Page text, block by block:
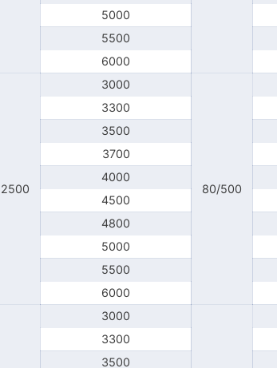
5000
5500
6000
2500
3000
80/500
3300
3500
3700
4000
4500
4800
5000
5500
6000
3000
3300
3500